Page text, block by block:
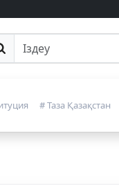
іздеу
# Таза Қазақстан